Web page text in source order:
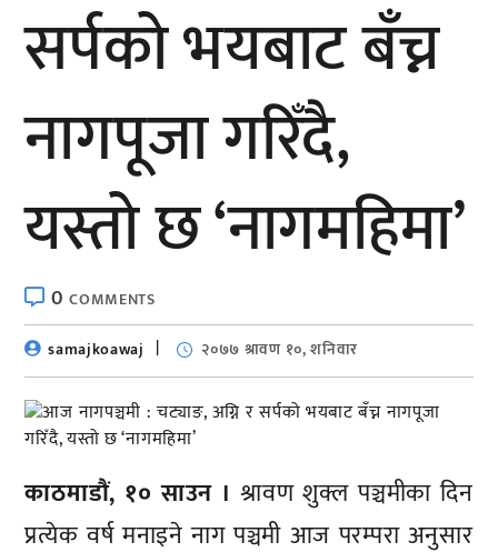
सर्पको भयबाट बँच्न
नागपूजा गरिँदै,
यस्तो छ ‘नागमहिमा’
0COMMENTS
samajkoawaj
२०७७ श्रावण १०, शनिवार
काठमाडाैं, १० साउन । श्रावण शुक्ल पञ्चमीका दिन
प्रत्येक वर्ष मनाइने नाग पञ्चमी आज परम्परा अनुसार